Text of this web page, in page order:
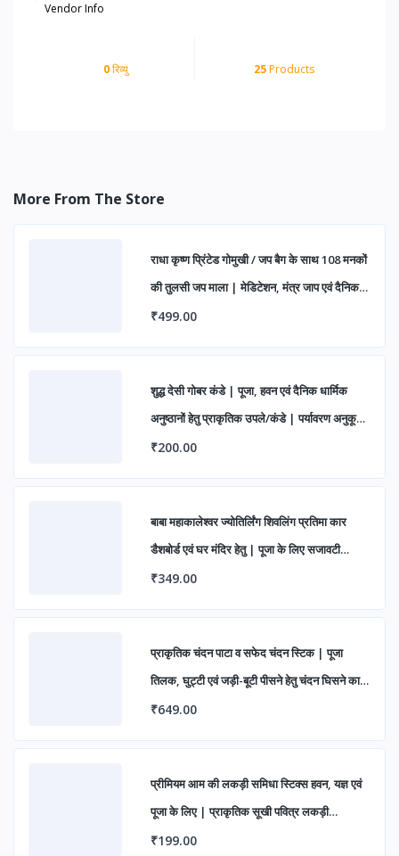
Vendor Info
0रिव्यु 25Products
More From The Store
राधा कृष्ण प्रिंटेड गोमुखी / जप बैग के साथ 108 मनकों
की तुलसी जप माला | मेडिटेशन, मंत्र जाप एवं दैनिक
पूजा हेतु (पैक ऑफ 1)
₹499.00
शुद्ध देसी गोबर कंडे | पूजा, हवन एवं दैनिक धार्मिक
अनुष्ठानों हेतु प्राकृतिक उपले/कंडे | पर्यावरण अनुकूल
एवं पारंपरिक उपयोग के लिए उत्तम
₹200.00
बाबा महाकालेश्वर ज्योतिर्लिंग शिवलिंग प्रतिमा कार
डैशबोर्ड एवं घर मंदिर हेतु | पूजा के लिए सजावटी
महाकाल मूर्ति (पैक ऑफ 1)
₹349.00
प्राकृतिक चंदन पाटा व सफेद चंदन स्टिक | पूजा
तिलक, घुट्टी एवं जड़ी-बूटी पीसने हेतु चंदन घिसने का
पत्थर
₹649.00
प्रीमियम आम की लकड़ी समिधा स्टिक्स हवन, यज्ञ एवं
पूजा के लिए | प्राकृतिक सूखी पवित्र लकड़ी
सकारात्मक ऊर्जा हेतु
₹199.00